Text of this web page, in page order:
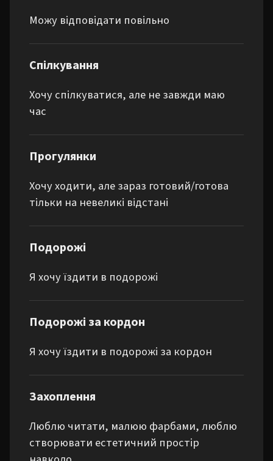
Можу відповідати повільно
Спілкування
Хочу спілкуватися, але не завжди маю
час
Прогулянки
Хочу ходити, але зараз готовий/готова
тільки на невеликі відстані
Подорожі
Я хочу їздити в подорожі
Подорожі за кордон
Я хочу їздити в подорожі за кордон
Захоплення
Люблю читати, малюю фарбами, люблю
створювати естетичний простір